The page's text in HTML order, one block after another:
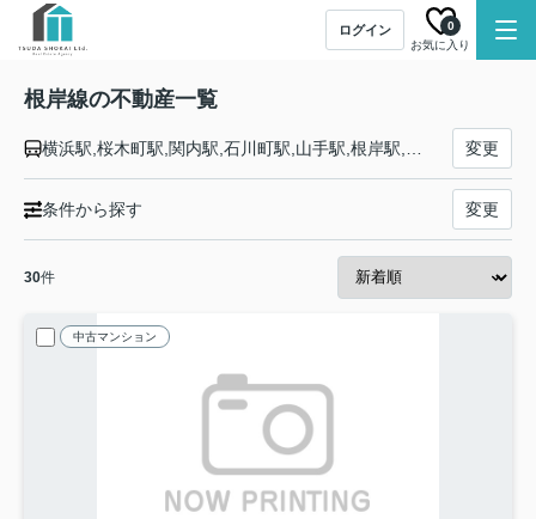
ログイン
お気に入り
0
根岸線の不動産一覧
変更
条件から探す 変更
30件
中古マンション